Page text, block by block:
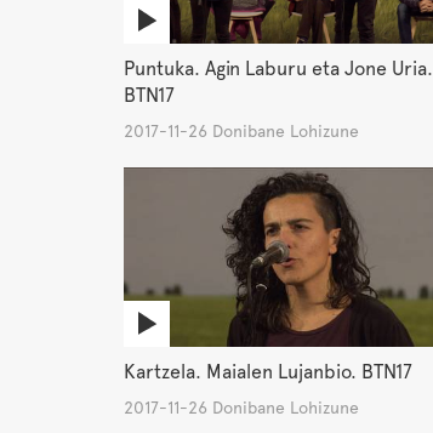
Puntuka. Agin Laburu eta Jone Uria.
BTN17
2017-11-26 Donibane Lohizune
Kartzela. Maialen Lujanbio. BTN17
2017-11-26 Donibane Lohizune